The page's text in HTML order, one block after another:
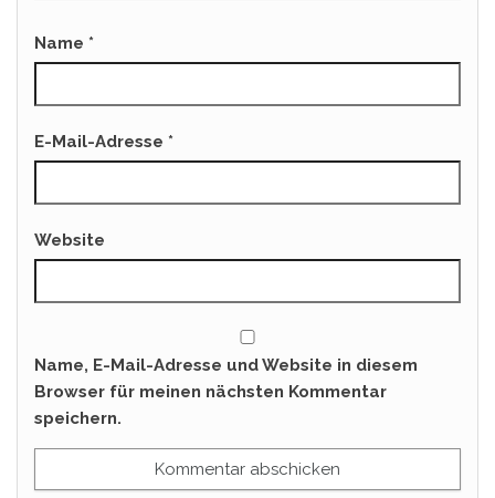
Name *
E-Mail-Adresse *
Website
Name, E-Mail-Adresse und Website in diesem
Browser für meinen nächsten Kommentar
speichern.